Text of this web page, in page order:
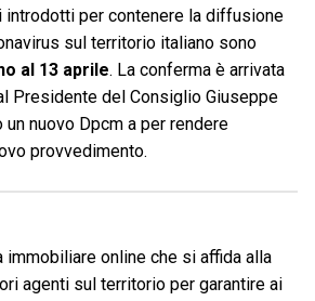
per contenere la diffusione
sul territorio italiano sono
al 13 aprile. La conferma è arrivata
Presidente del Consiglio Giuseppe
un nuovo Dpcm a per rendere
provvedimento.
immobiliare online che si affida alla
agenti sul territorio per garantire ai